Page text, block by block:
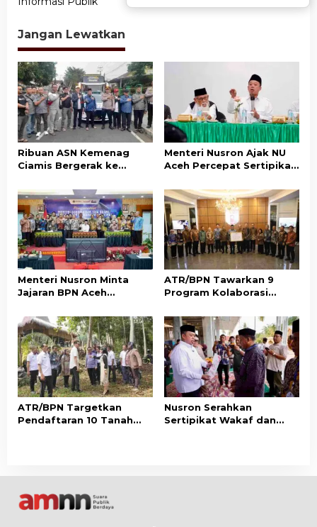
i
g
a
s
i
p
o
s
Jangan Lewatkan
Ribuan ASN Kemenag
Ciamis Bergerak ke
Kebangsaan
Menteri Nusron Ajak NU
Aceh Percepat Sertipikasi
Kepastian Hukum Aset
Umat
Menteri Nusron Minta
Jajaran BPN Aceh
Layanan Pertanahan
Berbasis Kepuasan
Masyarakat
ATR/BPN Tawarkan 9
Program Kolaborasi
untuk Perkuat Layanan
Pertanahan
ATR/BPN Targetkan
Pendaftaran 10 Tanah
Nusron Serahkan
Sertipikat Wakaf dan